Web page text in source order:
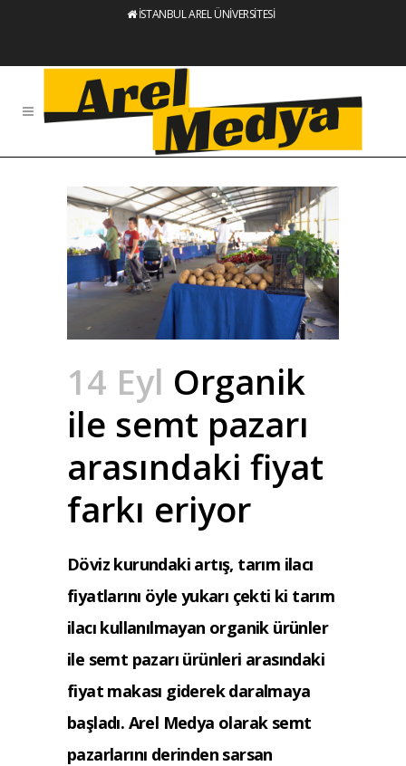
İSTANBUL AREL ÜNİVERSİTESİ
14 Eyl Organik
ile semt pazarı
arasındaki fiyat
farkı eriyor
Döviz kurundaki artış, tarım ilacı
fiyatlarını öyle yukarı çekti ki tarım
ilacı kullanılmayan organik ürünler
ile semt pazarı ürünleri arasındaki
fiyat makası giderek daralmaya
başladı. Arel Medya olarak semt
pazarlarını derinden sarsan